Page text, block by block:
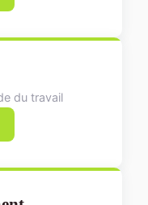
du travail